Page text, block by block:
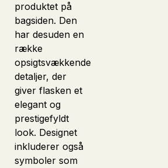
produktet på
bagsiden. Den
har desuden en
række
opsigtsvækkende
detaljer, der
giver flasken et
elegant og
prestigefyldt
look. Designet
inkluderer også
symboler som